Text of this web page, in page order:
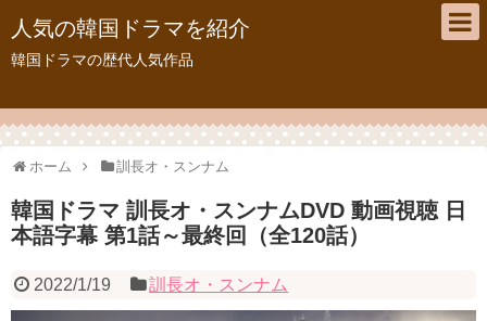
人気の韓国ドラマを紹介
韓国ドラマの歴代人気作品
ホーム 訓長オ・スンナム
韓国ドラマ 訓長オ・スンナムDVD 動画視聴 日
本語字幕 第1話～最終回（全120話）
2022/1/19 訓長オ・スンナム